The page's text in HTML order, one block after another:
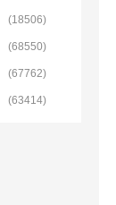
(18506)
(68550)
(67762)
(63414)